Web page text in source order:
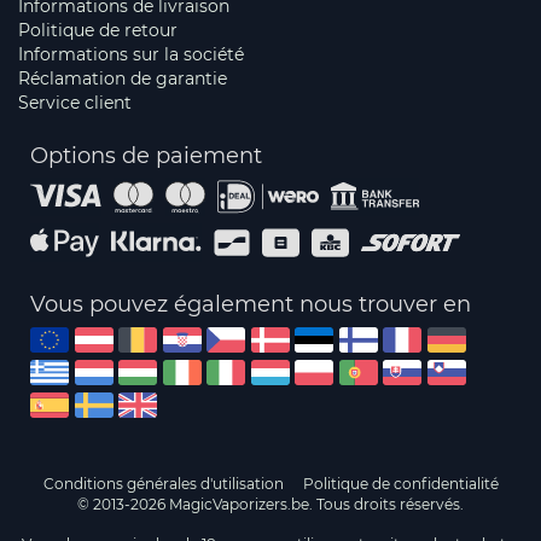
Informations de livraison
Politique de retour
Informations sur la société
Réclamation de garantie
Service client
Options de paiement
Vous pouvez également nous trouver en
Conditions générales d'utilisation
Politique de confidentialité
© 2013-2026 MagicVaporizers.be. Tous droits réservés.